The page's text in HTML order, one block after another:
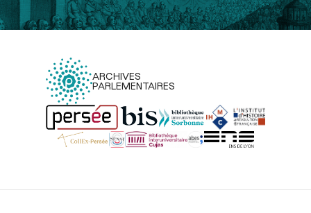
ARCHIVES
PARLEMENTAIRES
Menu